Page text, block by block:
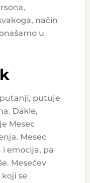
način
u
putuje
Dakle,
Mesec
Mesec
i emocija, pa
Mesečev
se